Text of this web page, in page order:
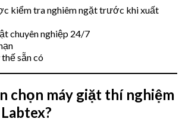
kiểm tra nghiêm ngặt trước khi xuất
chuyên nghiệp 24/7
sẵn có
chọn máy giặt thí nghiệm